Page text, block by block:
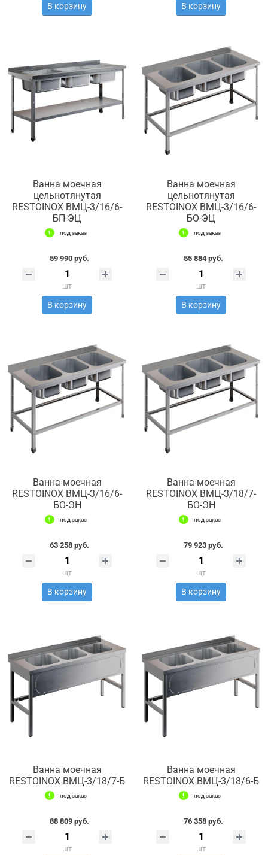
В корзину В корзину
Ванна моечная
цельнотянутая
RESTOINOX ВМЦ-3/16/6-
БП-ЭЦ
под заказ
59 990 руб.
шт
В корзину
Ванна моечная
цельнотянутая
RESTOINOX ВМЦ-3/16/6-
БО-ЭЦ
под заказ
55 884 руб.
шт
В корзину
Ванна моечная
RESTOINOX ВМЦ-3/16/6-
БО-ЭН
под заказ
63 258 руб.
шт
В корзину
Ванна моечная
RESTOINOX ВМЦ-3/18/7-
БО-ЭН
под заказ
79 923 руб.
шт
В корзину
Ванна моечная
RESTOINOX ВМЦ-3/18/7-Б
под заказ
88 809 руб.
шт
Ванна моечная
RESTOINOX ВМЦ-3/18/6-Б
под заказ
76 358 руб.
шт